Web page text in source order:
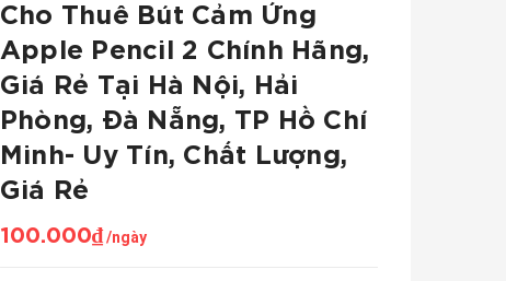
Cho Thuê Bút Cảm Ứng
Apple Pencil 2 Chính Hãng,
Giá Rẻ Tại Hà Nội, Hải
Phòng, Đà Nẵng, TP Hồ Chí
Minh- Uy Tín, Chất Lượng,
Giá Rẻ
100.000₫/ngày